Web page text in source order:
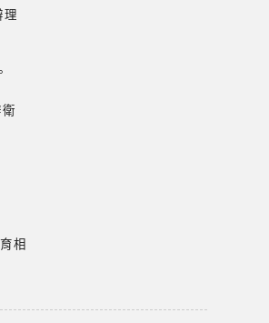
理
相